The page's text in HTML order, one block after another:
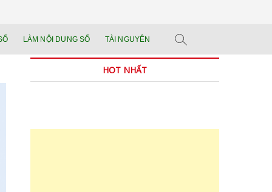
trong thời đại AI
LÀM NỘI DUNG SỐ TÀI NGUYÊN
HOT NHẤT